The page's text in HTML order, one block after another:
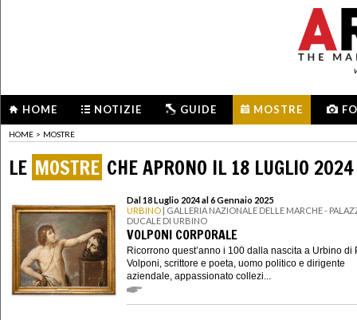
HOME NOTIZIE GUIDE MOSTRE
HOME > MOSTRE
LE MOSTRE CHE APRONO IL 18 LUGLIO 2024
Dal 18 Luglio 2024 al 6 Gennaio 2025
URBINO | GALLERIA NAZIONALE DELLE MARCHE -
DUCALE DI URBINO
VOLPONI CORPORALE
Ricorrono quest’anno i 100 dalla nascita a Urbino di
Volponi, scrittore e poeta, uomo politico e dirigente
aziendale, appassionato collezi...